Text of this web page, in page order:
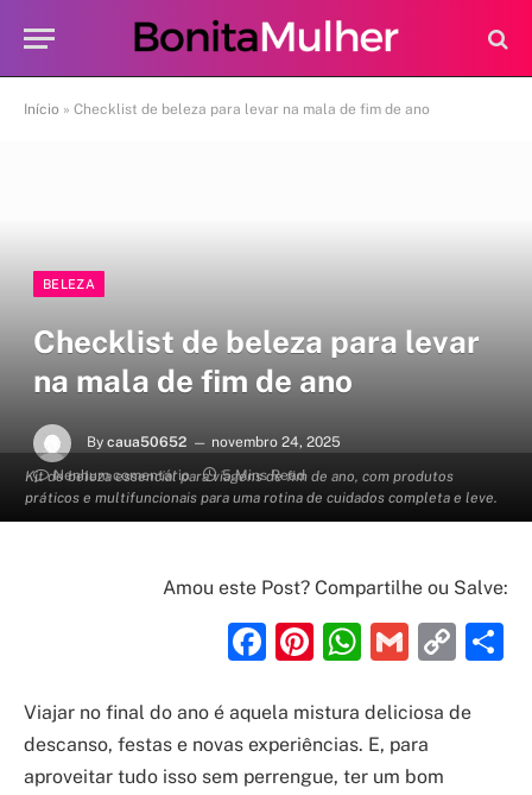
Início » Checklist de beleza para levar na mala de fim de ano
Kit de beleza essencial para viagens de fim de ano, com produtos
práticos e multifuncionais para uma rotina de cuidados completa e leve.
BELEZA
Checklist de beleza para levar
na mala de fim de ano
By caua50652
novembro 24, 2025
Nenhum comentário
5 Mins Read
Amou este Post? Compartilhe ou Salve:
Facebook
Pinterest
Gmail
Viajar no final do ano é aquela mistura deliciosa de
descanso, festas e novas experiências. E, para
aproveitar tudo isso sem perrengue, ter um bom